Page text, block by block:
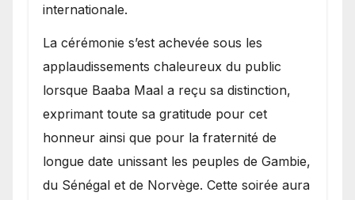
internationale.
​La cérémonie s’est achevée sous les
applaudissements chaleureux du public
lorsque Baaba Maal a reçu sa distinction,
exprimant toute sa gratitude pour cet
honneur ainsi que pour la fraternité de
longue date unissant les peuples de Gambie,
du Sénégal et de Norvège. Cette soirée aura